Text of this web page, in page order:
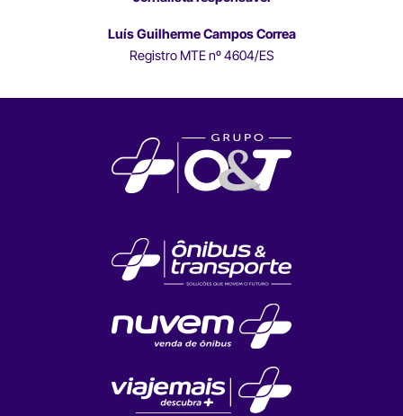
Luís Guilherme Campos Correa
Registro MTE nº 4604/ES